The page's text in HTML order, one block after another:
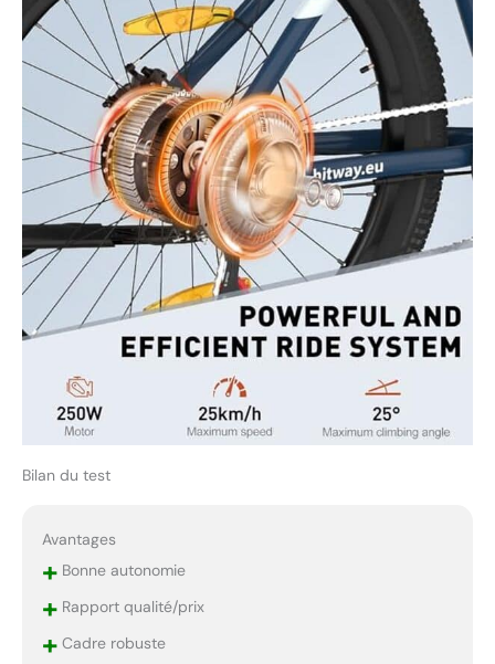
Bilan du test
Avantages
+Bonne autonomie
+Rapport qualité/prix
+Cadre robuste